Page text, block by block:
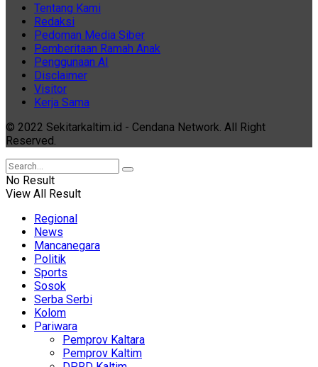
Tentang Kami
Redaksi
Pedoman Media Siber
Pemberitaan Ramah Anak
Penggunaan AI
Disclaimer
Visitor
Kerja Sama
© 2022 Sekitarkaltim.id - Cendana Network. All Right
Reserved.
No Result
View All Result
Regional
News
Mancanegara
Politik
Sports
Sosok
Serba Serbi
Kolom
Pariwara
Pemprov Kaltara
Pemprov Kaltim